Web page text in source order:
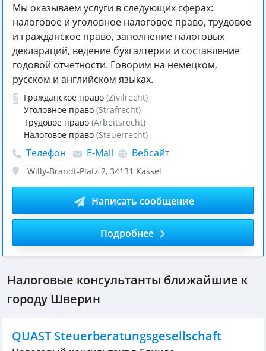
Мы оказываем услуги в следующих сферах:
налоговое и уголовное налоговое право, трудовое
и гражданское право, заполнение налоговых
деклараций, ведение бухгалтерии и составление
годовой отчетности. Говорим на немецком,
русском и английском языках.
Гражданское право (Zivilrecht)
Уголовное право (Strafrecht)
Трудовое право (Arbeitsrecht)
Налоговое право (Steuerrecht)
Телефон E-Mail Вебсайт
Willy-Brandt-Platz 2, 34131 Kassel
Написать сообщение
Подробнее
Налоговые консультанты ближайшие к
городу Шверин
QUAST Steuerberatungsgesellschaft